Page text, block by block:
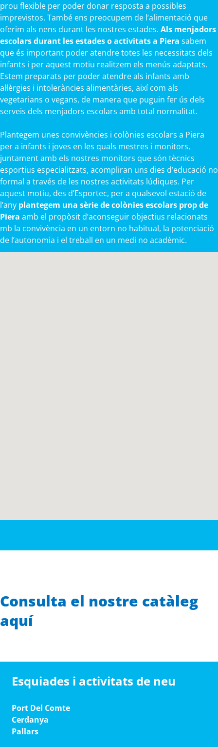
prou flexible per poder donar resposta a possibles
imprevistos. També ens preocupem de l’alimentació que
oferim als nens durant les nostres estades. Als menjadors
escolars durant les estades o activitats a Piera sabem
que és important poder atendre totes les necessitats dels
infants i per aquest motiu realitzem els menús adaptats.
Estem preparats per poder atendre als infants amb
al·lèrgies i intoleràncies alimentàries, així com als
vegetarians o vegans, de manera que puguin fer ús dels
serveis dels menjadors escolars amb total normalitat.
Plantegem unes convivències i colònies escolars a Piera
per a infants i joves en les quals mestres i monitors,
juntament amb els nostres monitors que són tècnics
esportius especialitzats, acompliran uns dies d’educació no
formal a través de les nostres activitats lúdiques. Per
aquest motiu, des d’Esportec, per a qualsevol estació de
l’any plantegem una sèrie de colònies escolars prop de
Piera amb el propòsit d’aconseguir objectius relacionats
mb la convivència en un entorn no habitual, la potenciació
de l’autonomia i el treball en un medi no acadèmic.
Consulta el nostre catàleg
aquí
Esquiades i activitats de neu
Port Del Comte
Cerdanya
Pallars